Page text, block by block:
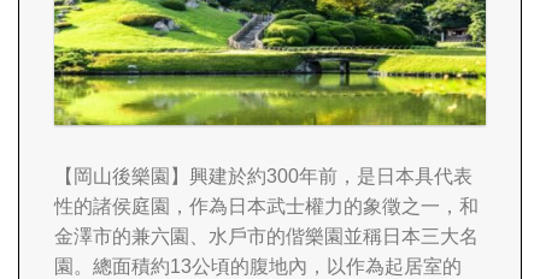
【岡山後樂園】 興建於約300年前，是日本具代表
性的諸侯庭園，作為日本武士權力的象徵之一，和
金澤市的兼六園、水戶市的偕樂園並稱日本三大名
園。總面積約13公頃的腹地內，以作為起居室的